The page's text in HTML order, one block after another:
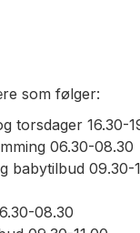
som følger:
torsdager 16.30-
06.30-08.30
babytilbud 09.30-
08.30